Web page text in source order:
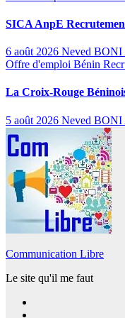
SICA AnpE
6 août 2026 Neved BONI
Offre d'emploi Bénin
La Croix-Rouge
5 août 2026 Neved BONI
Communication Libre
Le site qu'il me faut